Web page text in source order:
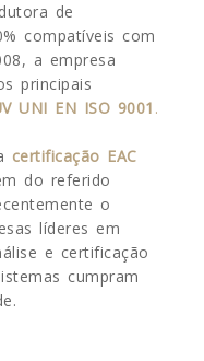
de
compatíveis com
a empresa
principais
UNI EN ISO 9001 .
certificação EAC
do referido
o
líderes em
e certificação
cumpram